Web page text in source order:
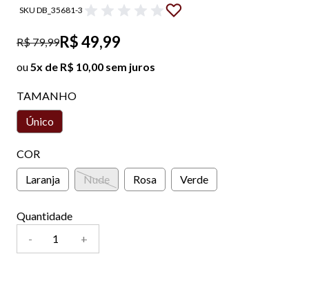
SKU DB_35681-3
R$ 79,99R$ 49,99
ou5x de R$ 10,00 sem juros
TAMANHO
Único
COR
Laranja
Nude Rosa Verde
Quantidade
-
+